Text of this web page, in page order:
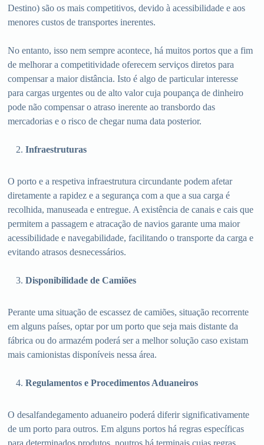
Destino) são os mais competitivos, devido à acessibilidade e aos
menores custos de transportes inerentes.
No entanto, isso nem sempre acontece, há muitos portos que a fim
de melhorar a competitividade oferecem serviços diretos para
compensar a maior distância. Isto é algo de particular interesse
para cargas urgentes ou de alto valor cuja poupança de dinheiro
pode não compensar o atraso inerente ao transbordo das
mercadorias e o risco de chegar numa data posterior.
Infraestruturas
O porto e a respetiva infraestrutura circundante podem afetar
diretamente a rapidez e a segurança com a que a sua carga é
recolhida, manuseada e entregue. A existência de canais e cais que
permitem a passagem e atracação de navios garante uma maior
acessibilidade e navegabilidade, facilitando o transporte da carga e
evitando atrasos desnecessários.
Disponibilidade de Camiões
Perante uma situação de escassez de camiões, situação recorrente
em alguns países, optar por um porto que seja mais distante da
fábrica ou do armazém poderá ser a melhor solução caso existam
mais camionistas disponíveis nessa área.
Regulamentos e Procedimentos Aduaneiros
O desalfandegamento aduaneiro poderá diferir significativamente
de um porto para outros. Em alguns portos há regras específicas